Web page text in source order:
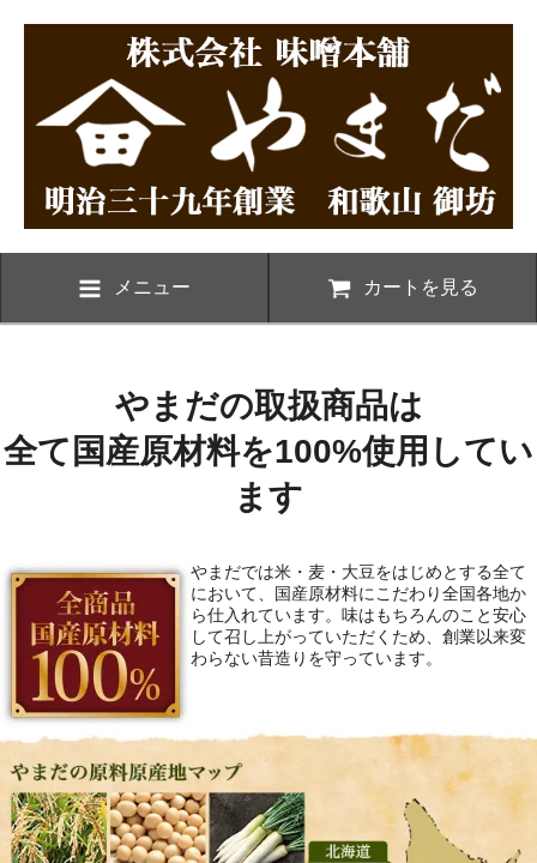
メニュー カートを見る
やまだの取扱商品は
全て国産原材料を100%使用してい
ます
やまだでは米・麦・大豆をはじめとする全て
において、国産原材料にこだわり全国各地か
ら仕入れています。味はもちろんのこと安心
して召し上がっていただくため、創業以来変
わらない昔造りを守っています。